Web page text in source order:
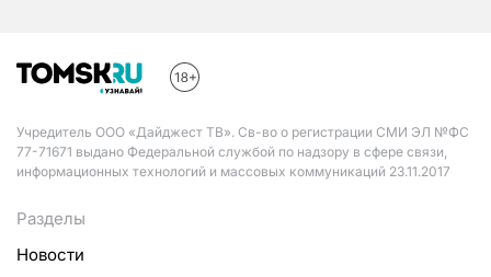
Учредитель ООО «Дайджест ТВ». Св-во о регистрации СМИ ЭЛ №ФС
77-71671 выдано Федеральной службой по надзору в сфере связи,
информационных технологий и массовых коммуникаций 23.11.2017
Разделы
Новости